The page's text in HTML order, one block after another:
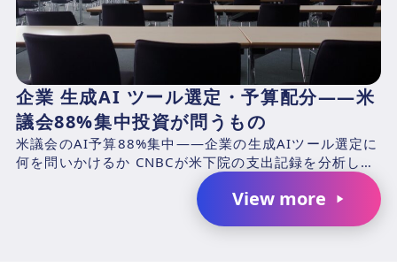
企業 生成AI ツール選定・予算配分——米
議会88%集中投資が問うもの
米議会のAI予算88%集中——企業の生成AIツール選定に
何を問いかけるか CNBCが米下院の支出記録を分析した
結果、2025年4月1日〜2026年3月31日の期...
View more